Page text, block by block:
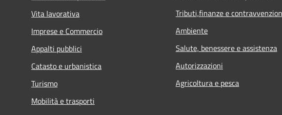
Vita lavorativa
Imprese e Commercio
Appalti pubblici
Catasto e urbanistica
Turismo
Mobilità e trasporti
Tributi,finanze e
Ambiente
Salute, benessere e assistenza
Autorizzazioni
Agricoltura e pesca